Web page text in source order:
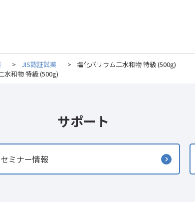
> JIS認証試薬 >
塩化バリウム二水和物 特級 (500g)
水和物 特級 (500g)
サポート
セミナー情報